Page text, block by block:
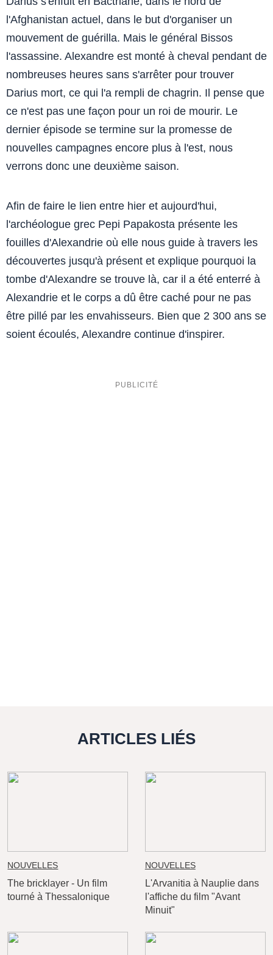
l'Afghanistan actuel, dans le but d'organiser un
mouvement de guérilla. Mais le général Bissos
l'assassine. Alexandre est monté à cheval pendant de
nombreuses heures sans s'arrêter pour trouver
Darius mort, ce qui l'a rempli de chagrin. Il pense que
ce n'est pas une façon pour un roi de mourir. Le
dernier épisode se termine sur la promesse de
nouvelles campagnes encore plus à l'est, nous
verrons donc une deuxième saison.
Afin de faire le lien entre hier et aujourd'hui,
l'archéologue grec Pepi Papakosta présente les
fouilles d'Alexandrie où elle nous guide à travers les
découvertes jusqu'à présent et explique pourquoi la
tombe d'Alexandre se trouve là, car il a été enterré à
Alexandrie et le corps a dû être caché pour ne pas
être pillé par les envahisseurs. Bien que 2 300 ans se
soient écoulés, Alexandre continue d'inspirer.
ARTICLES LIÉS
NOUVELLES
The bricklayer - Un film
tourné à Thessalonique
NOUVELLES
L'Arvanitia à Nauplie dans
l'affiche du film "Avant
Minuit"